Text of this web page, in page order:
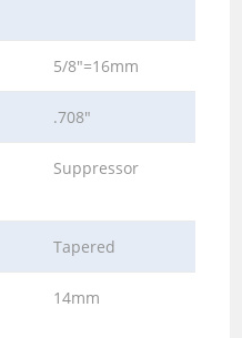
5/8″=16mm
.708″
Suppressor
Tapered
14mm